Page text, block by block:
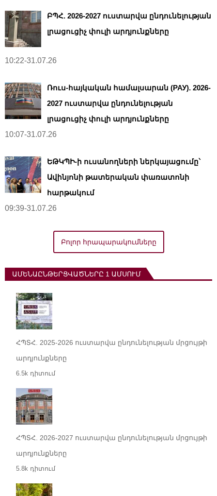
ԲՊՀ. 2026-2027 ուստարվա ընդունելության
լրացուցիչ փուլի արդյունքները
10:22-31.07.26
Ռուս-հայկական համալսարան (РАУ). 2026-
2027 ուստարվա ընդունելության
լրացուցիչ փուլի արդյունքները
10:07-31.07.26
ԵԹԿՊԻ-ի ուսանողների ներկայացումը՝
Ավինյոնի թատերական փառատոնի
հարթակում
09:39-31.07.26
Բոլոր հրապարակումները
ԱՄԵՆԱԸՆԹԵՐՑՎԱԾՆԵՐԸ 1 ԱՄՍՈՒՄ
ՀՊՏՀ. 2025-2026 ուստարվա ընդունելության մրցույթի
արդյունքները
6.5k դիտում
ՀՊՏՀ. 2026-2027 ուստարվա ընդունելության մրցույթի
արդյունքները
5.8k դիտում